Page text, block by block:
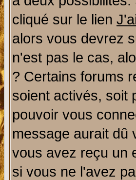
cliqué sur le lien
alors vous devrez
n'est pas le cas,
? Certains forums
soient activés, soit
pouvoir vous
message aurait dû
vous avez reçu un
si vous ne l'avez